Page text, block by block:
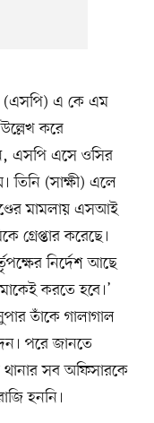
(এসপি) এ কে এম
করে
এসপি এসে ওসির
তিনি (সাক্ষী) এলে
মামলায় এসআই
করেছে।
নির্দেশ আছে
করতে হবে।’
তাঁকে গালাগাল
পরে জানতে
সব অফিসারকে
হননি।